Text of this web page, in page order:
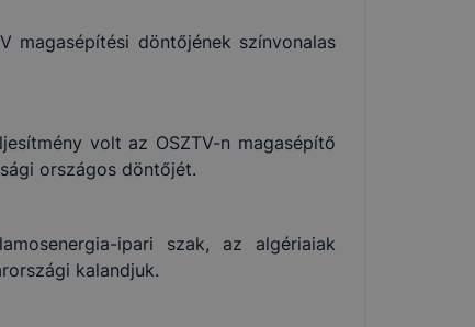
magasépítési döntőjének színvonalas
volt az OSZTV-n magasépítő
országos döntőjét.
ipari szak, az algériaiak
kalandjuk.